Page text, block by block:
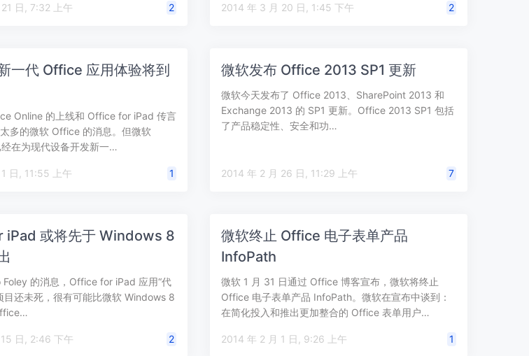
2014 年 4 月 21 日, 7:32 上午 2
2014 年 3 月 20 日, 1:45 下午
2
一代 Office 应用体验将到
Online 的上线和 Office for iPad 传言
多的微软 Office 的消息。但微软
在为现代设备开发新一…
2014 年 3 月 1 日, 11:55 上午 1
微软发布 Office 2013 SP1 更新
微软今天发布了 Office 2013、SharePoint 2013 和
Exchange 2013 的 SP1 更新。Office 2013 SP1 包括
了产品稳定性、安全和功…
2014 年 2 月 26 日, 11:29 上午 7
iPad 或将先于 Windows 8
的消息，Office for iPad 应用“代
目还未死，很有可能比微软 Windows 8
2014 年 2 月 15 日, 2:46 下午 2
微软终止 Office 电子表单产品
InfoPath
微软 1 月 31 日通过 Office 博客宣布，微软将终止
Office 电子表单产品 InfoPath。微软在宣布中谈到：
在简化投入和推出更加整合的 Office 表单用户…
2014 年 2 月 1 日, 9:26 上午 1